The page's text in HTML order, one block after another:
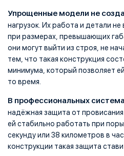
Упрощенные модели не
нагрузок. Их работа и детали
при размерах, превышающих
они могут выйти из строя, не
тем, что такая конструкция
минимума, который позволяет
то время.
В профессиональных
надёжная защита от
ей стабильно работать при
секунду или 38 километров в
конструкции такая защита